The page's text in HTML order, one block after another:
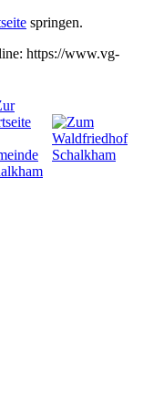
springen.
https://www.vg-